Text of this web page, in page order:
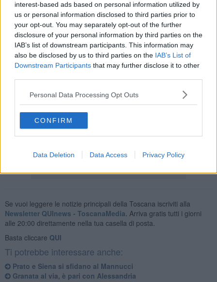
interest-based ads based on personal information utilized by
us or personal information disclosed to third parties prior to
your opt-out. You may separately opt-out of the further
disclosure of your personal information by third parties on the
IAB’s list of downstream participants. This information may
also be disclosed by us to third parties on the IAB’s List of
Downstream Participants that may further disclose it to other
Personal Data Processing Opt Outs
CONFIRM
Data Deletion Data Access Privacy Policy
PRATO — Il Prato e suoi tifosi costretti a ripiegare su Pontedera,
perché il Lungobisenzio potrà essere pronto solo per marzo o
addirittura aprile.
Mentre da Pontedera è arrivata la piena disponibilità ad ospitare la
formazione pratese, i lavori allo stadio Lungobisenzio sono da poco
iniziati.
L'intervento prevede lo spostamento del campo di gioco di 15 metri
verso la tribuna d'onore, l'abbattimento della Maratona e la
creazione di una nuova tribuna ospiti.
Se vuoi leggere le notizie principali della Toscana iscriviti alla
Newsletter QUInews - ToscanaMedia. Arriva gratis tutti i giorni
alle 20:00 direttamente nella tua casella di posta.
Basta cliccare QUI
Ti potrebbe interessare anche:
Prato e Siena si sfidano al Mannucci
Granata al via, è pari con Alessandria